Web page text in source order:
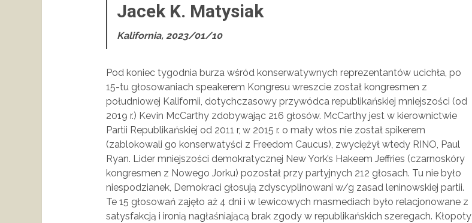
Jacek K. Matysiak
Kalifornia, 2023/01/10
Pod koniec tygodnia burza wśród konserwatywnych reprezentantów ucichła, po
15-tu głosowaniach speakerem Kongresu wreszcie został kongresmen z
południowej Kalifornii, dotychczasowy przywódca republikańskiej mniejszości (od
2019 r.) Kevin McCarthy zdobywając 216 głosów. McCarthy jest w kierownictwie
Partii Republikańskiej od 2011 r, w 2015 r. o mały włos nie został spikerem
(zablokowali go konserwatyści z Freedom Caucus), zwyciężył wtedy RINO, Paul
Ryan. Lider mniejszości demokratycznej New York’s Hakeem Jeffries (czarnoskóry
kongresmen z Nowego Jorku) pozostał przy partyjnych 212 głosach. Tu nie było
niespodzianek, Demokraci głosują zdyscyplinowani w/g zasad leninowskiej partii.
Te 15 głosowań zajęło aż 4 dni i w lewicowych masmediach było relacjonowane z
satysfakcją i ironią nagłaśniającą brak zgody w republikańskich szeregach. Kłopoty